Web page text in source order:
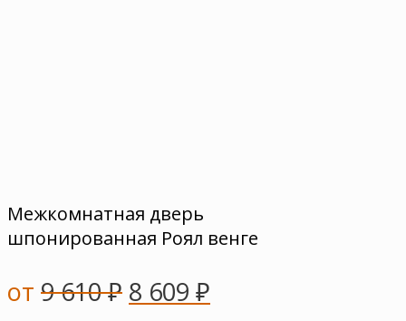
Межкомнатная дверь
шпонированная Роял венге
от 9 610₽ 8 609 ₽